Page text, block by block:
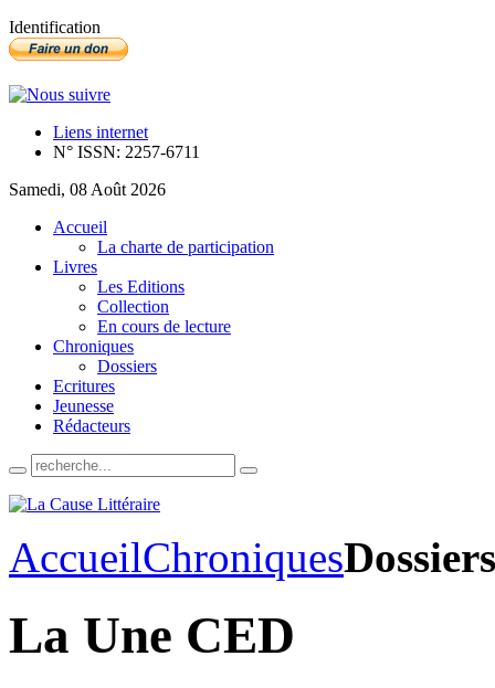
Identification
Liens internet
N° ISSN: 2257-6711
Samedi, 08 Août 2026
Accueil
La charte de participation
Livres
Les Editions
Collection
En cours de lecture
Chroniques
Dossiers
Ecritures
Jeunesse
Rédacteurs
AccueilChroniquesDossiers
La Une CED